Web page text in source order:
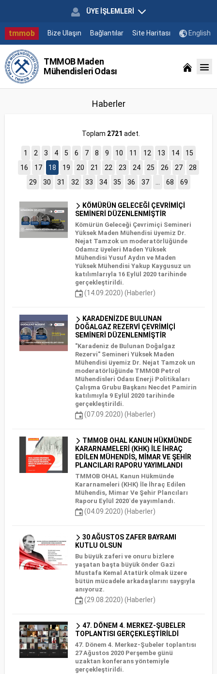
ÜYE İŞLEMLERİ
tmmob Bize Ulaşın Bağlantılar Site Haritası English
TMMOB Maden
Mühendisleri Odası
Haberler
Toplam 2721 adet.
1 2 3 4 5 6 7 8 9 10 11 12 13 14
15
16
17 18 19 20 21 22 23 24 25 26 27
28
29
30 31 32 33 34 35 36 37 68 69
KÖMÜRÜN GELECEĞİ ÇEVRİMİÇİ
SEMİNERİ DÜZENLENMİŞTİR
Kömürün Geleceği Çevrimiçi Semineri
Yüksek Maden Mühendisi üyemiz Dr.
Nejat Tamzok un moderatörlüğünde
Odamız üyeleri Maden Yüksek
Mühendisi Yusuf Aydın ve Maden
Yüksek Mühendisi Yakup Kaygusuz un
katılımlarıyla 16 Eylül 2020 tarihinde
gerçekleştirildi.
(14.09.2020) (Haberler)
KARADENİZDE BULUNAN
DOĞALGAZ REZERVİ ÇEVRİMİÇİ
SEMİNERİ DÜZENLENMİŞTİR
"Karadeniz de Bulunan Doğalgaz
Rezervi" Semineri Yüksek Maden
Mühendisi üyemiz Dr. Nejat Tamzok un
moderatörlüğünde TMMOB Petrol
Mühendisleri Odası Enerji Politikaları
Çalışma Grubu Başkanı Necdet Pamirin
katılımıyla 9 Eylül 2020 tarihinde
gerçekleştirildi.
(07.09.2020) (Haberler)
TMMOB OHAL KANUN HÜKMÜNDE
KARARNAMELERİ (KHK) İLE İHRAÇ
EDİLEN MÜHENDİS, MİMAR VE ŞEHİR
PLANCILARI RAPORU YAYIMLANDI
TMMOB OHAL Kanun Hükmünde
Kararnameleri (KHK) İle İhraç Edilen
Mühendis, Mimar Ve Şehir Plancıları
Raporu Eylül 2020`de yayımlandı.
(04.09.2020) (Haberler)
30 AĞUSTOS ZAFER BAYRAMI
KUTLU OLSUN
Bu büyük zaferi ve onuru bizlere
yaşatan başta büyük önder Gazi
Mustafa Kemal Atatürk olmak üzere
bütün mücadele arkadaşlarını saygıyla
anıyoruz.
(29.08.2020) (Haberler)
47. DÖNEM 4. MERKEZ-ŞUBELER
TOPLANTISI GERÇEKLEŞTİRİLDİ
47. Dönem 4. Merkez-Şubeler toplantısı
27 Ağustos 2020 Perşembe günü
uzaktan konferans yöntemiyle
gerçekleştirildi.